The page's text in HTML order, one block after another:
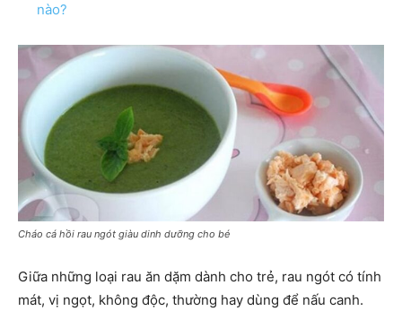
nào?
Cháo cá hồi rau ngót giàu dinh dưỡng cho bé
Giữa những loại rau ăn dặm dành cho trẻ, rau ngót có tính
mát, vị ngọt, không độc, thường hay dùng để nấu canh.